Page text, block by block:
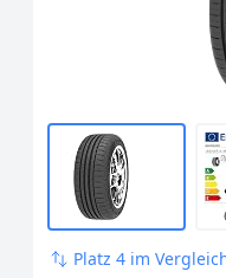
Platz 4 im